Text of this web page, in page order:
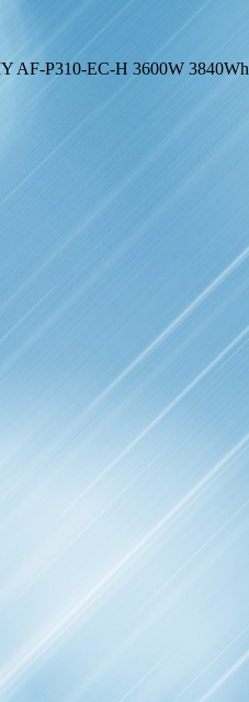
AF-P310-EC-H 3600W 3840Wh